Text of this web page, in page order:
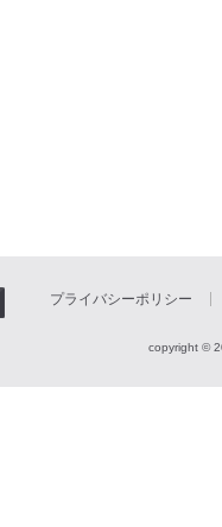
プライバシーポリシー
copyright ©